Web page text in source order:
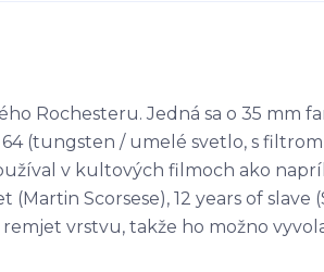
Rochesteru. Jedná sa o 35 mm
(tungsten / umelé svetlo, s
v kultových filmoch ako
Scorsese), 12 years of slave
vrstvu, takže ho možno